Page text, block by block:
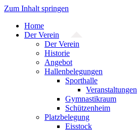
Zum Inhalt springen
Home
Der Verein
Der Verein
Historie
Angebot
Hallenbelegungen
Sporthalle
Veranstaltungen
Gymnastikraum
Schützenheim
Platzbelegung
Eisstock